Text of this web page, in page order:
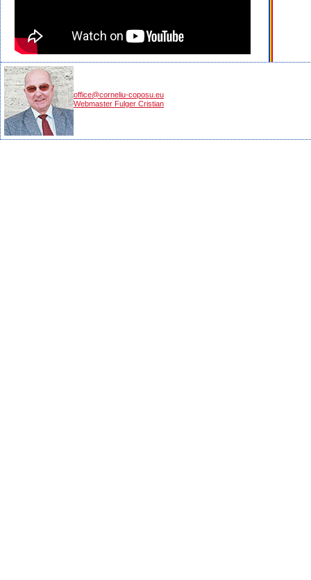
office@corneliu-coposu.eu
Webmaster Fulger Cristian